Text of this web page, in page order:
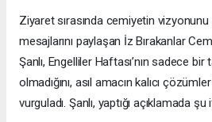
Ziyaret sırasında cemiyetin vizyonunu
mesajlarını paylaşan İz Bırakanlar
Şanlı, Engelliler Haftası’nın sadece
olmadığını, asıl amacın kalıcı
vurguladı. Şanlı, yaptığı açıklamada